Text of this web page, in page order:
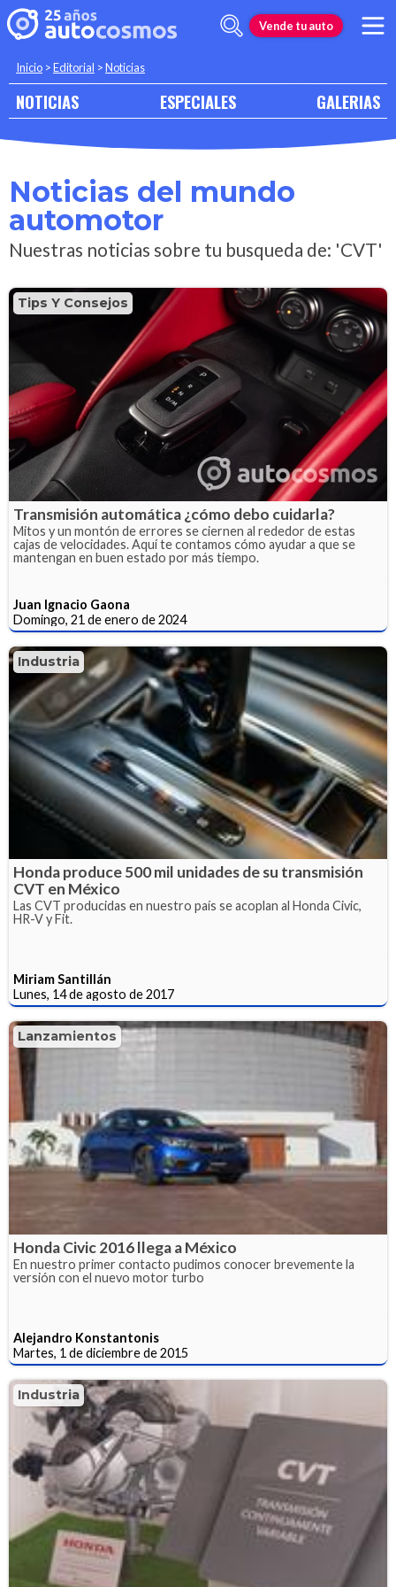
Vende tu auto
Inicio >Editorial >Noticias
NOTICIAS ESPECIALES GALERIAS
Noticias del mundo
automotor
Nuestras noticias sobre tu busqueda de: 'CVT'
Tips Y Consejos
Transmisión automática ¿cómo debo cuidarla?
Mitos y un montón de errores se ciernen al rededor de estas
cajas de velocidades. Aquí te contamos cómo ayudar a que se
mantengan en buen estado por más tiempo.
Juan Ignacio Gaona
Domingo, 21 de enero de 2024
Industria
Honda produce 500 mil unidades de su transmisión
CVT en México
Las CVT producidas en nuestro país se acoplan al Honda Civic,
HR-V y Fit.
Miriam Santillán
Lunes, 14 de agosto de 2017
Lanzamientos
Honda Civic 2016 llega a México
En nuestro primer contacto pudimos conocer brevemente la
versión con el nuevo motor turbo
Alejandro Konstantonis
Martes, 1 de diciembre de 2015
Industria